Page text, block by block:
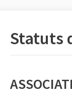
Statuts